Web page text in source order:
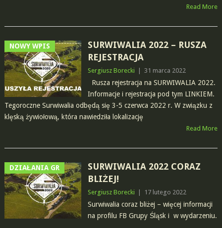
Read More
NOWY WPIS
SURWIWALIA 2022 – RUSZA
REJESTRACJA
Sergiusz Borecki 31 marca 2022
Rusza rejestracja na SURWIWALIA 2022.
Informacje i rejestracja pod tym LINKIEM.
Tegoroczne Surwiwalia odbędą się 3-5 czerwca 2022 r. W związku z
klęską żywiołową, która nawiedziła lokalizację
Read More
DZIAŁANIA GR
SURWIWALIA 2022 CORAZ
BLIŻEJ!
Sergiusz Borecki 17 lutego 2022
Surwiwalia coraz bliżej – więcej informacji
na profilu FB Grupy Śląsk i w wydarzeniu.